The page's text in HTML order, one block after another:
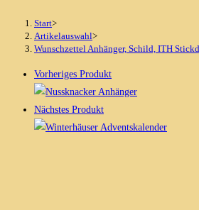
Menge
Start>
Artikelauswahl>
Wunschzettel Anhänger, Schild, ITH
Vorheriges Produkt
Nächstes Produkt